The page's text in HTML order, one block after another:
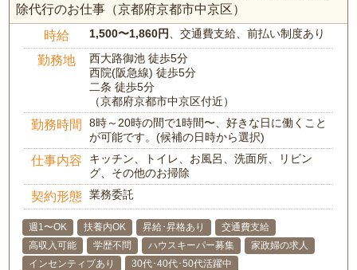
除代行のお仕事（京都府京都市中京区）
時給 1,500〜1,860円 、交通費支給、前払い制度あり
勤務地
西大路御池 徒歩5分
西院(阪急線) 徒歩5分
二条 徒歩5分
（京都府京都市中京区付近）
勤務時間
8時～20時の間で1時間〜、好きな日に働くこと
が可能です。(候補の日時から選択)
仕事内容
キッチン、トイレ、お風呂、洗面所、リビン
グ、その他のお掃除
契約形態 業務委託
週1〜OK 扶養内OK 昇給･昇格あり
交通費支給
高収入可能
学歴不問 ハウスキーパー募集
家政婦の求人
インセンティブあり
30代･40代･50代活躍中